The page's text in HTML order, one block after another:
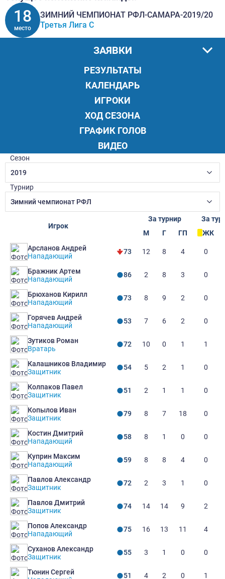
18
место
ЗИМНИЙ ЧЕМПИОНАТ РФЛ-САМАРА-2019/20
Третья Лига С
РЕЗУЛЬТАТЫ
КАЛЕНДАРЬ
ИГРОКИ
ЗАЯВКИ
ХОД СЕЗОНА
ГРАФИК ГОЛОВ
ВИДЕО
Сезон
2019
Турнир
Зимний чемпионат РФЛ
Игрок
За турнир
За
М
Г ГП
ЖК
Арсланов Андрей
Нападающий
73 12 8 4 0
Бражник Артем
Нападающий
86 2 8 3 0
Брюханов Кирилл
Нападающий
73 8 9 2 0
Горячев Андрей
Нападающий
53 7 6 2 0
Зутиков Роман
Вратарь
72 10 0 1 1
Калашников Владимир
Защитник
54 5 2 1 0
Колпаков Павел
Защитник
51 2 1 1 0
Копылов Иван
Защитник
79 8 7 18 0
Костин Дмитрий
Нападающий
58 8 1 0 0
Куприн Максим
Нападающий
59 8 8 4 0
Павлов Александр
Защитник
72 2 3 1 0
Павлов Дмитрий
Защитник
74 14 14 9 2
Попов Александр
Нападающий
75 16 13 11 4
Суханов Александр
Защитник
55 3 1 0 0
Тюнин Сергей
51 4 2 0 1